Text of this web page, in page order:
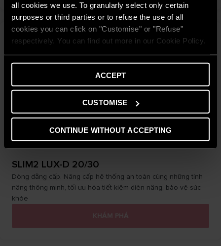
all cookies we use. To granularly select only certain
purposes or third parties or to refuse the use of all
cookies you can click on "Customise" or "Refuse"
respectively. You can find out more in our Cookie Policy.
ACCEPT
CUSTOMISE
CONTINUE WITHOUT ACCEPTING
SLIM2 LUX-D 20/30
Dòng đẳng cấp. Nâng cấp hệ thống an toàn cùng những tính
năng thông minh, tối ưu hóa tiết kiệm điện năng, bảo vệ sức
khỏe
KHÁM PHÁ